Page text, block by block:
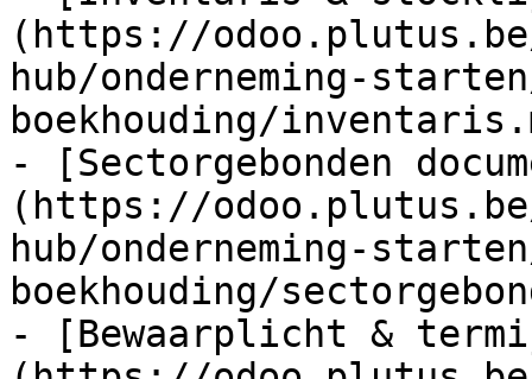
(https://
hub/onderneming-
boekhouding/
- [Sectorgebonden
(https://
hub/onderneming-
boekhouding/
- [Bewaarplicht &